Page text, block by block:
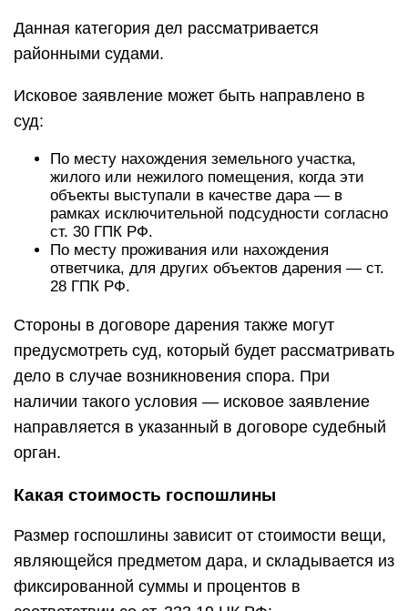
Данная категория дел рассматривается
районными судами.
Исковое заявление может быть направлено в
суд:
По месту нахождения земельного участка,
жилого или нежилого помещения, когда эти
объекты выступали в качестве дара — в
рамках исключительной подсудности согласно
ст. 30 ГПК РФ.
По месту проживания или нахождения
ответчика, для других объектов дарения — ст.
28 ГПК РФ.
Стороны в договоре дарения также могут
предусмотреть суд, который будет рассматривать
дело в случае возникновения спора. При
наличии такого условия — исковое заявление
направляется в указанный в договоре судебный
орган.
Какая стоимость госпошлины
Размер госпошлины зависит от стоимости вещи,
являющейся предметом дара, и складывается из
фиксированной суммы и процентов в